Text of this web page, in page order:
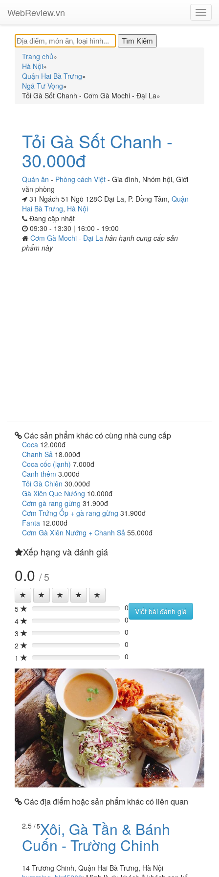
WebReview.vn
Trang chủ»
Hà Nội»
Quận Hai Bà Trưng»
Ngã Tư Vọng»
Tỏi Gà Sốt Chanh - Cơm Gà Mochi - Đại La»
Tỏi Gà Sốt Chanh -
30.000đ
Quán ăn - Phòng cách Việt - Gia đình, Nhóm hội, Giới
văn phòng
31 Ngách 51 Ngõ 128C Đại La, P. Đồng Tâm, Quận
Hai Bà Trưng, Hà Nội
Đang cập nhật
09:30 - 13:30 | 16:00 - 19:00
Cơm Gà Mochi - Đại La hân hạnh cung cấp sản
phẩm này
Các sản phẩm khác có cùng nhà cung cấp
Coca 12.000đ
Chanh Sả 18.000đ
Coca cốc (lạnh) 7.000đ
Canh thêm 3.000đ
Tỏi Gà Chiên 30.000đ
Gà Xiên Que Nướng 10.000đ
Cơm gà rang gừng 31.900đ
Cơm Trứng Ốp + gà rang gừng 31.900đ
Fanta 12.000đ
Cơm Gà Xiên Nướng + Chanh Sả 55.000đ
Xếp hạng và đánh giá
0.0 / 5
5 0%
0
4
0%
0
3
0%
0
2
0%
0
1
0% 0
Viết bài đánh giá
Các địa điểm hoặc sản phẩm khác có liên quan
2.5 / 5Xôi, Gà Tần & Bánh
Cuốn - Trường Chinh
14 Trương Chinh, Quận Hai Bà Trưng, Hà Nội